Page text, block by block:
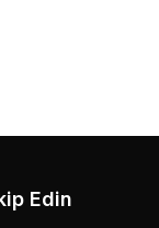
Edin